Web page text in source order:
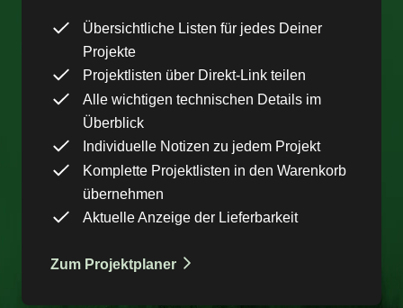
Übersichtliche Listen für jedes Deiner
Projekte
Projektlisten über Direkt-Link teilen
Alle wichtigen technischen Details im
Überblick
Individuelle Notizen zu jedem Projekt
Komplette Projektlisten in den Warenkorb
übernehmen
Aktuelle Anzeige der Lieferbarkeit
Zum Projektplaner